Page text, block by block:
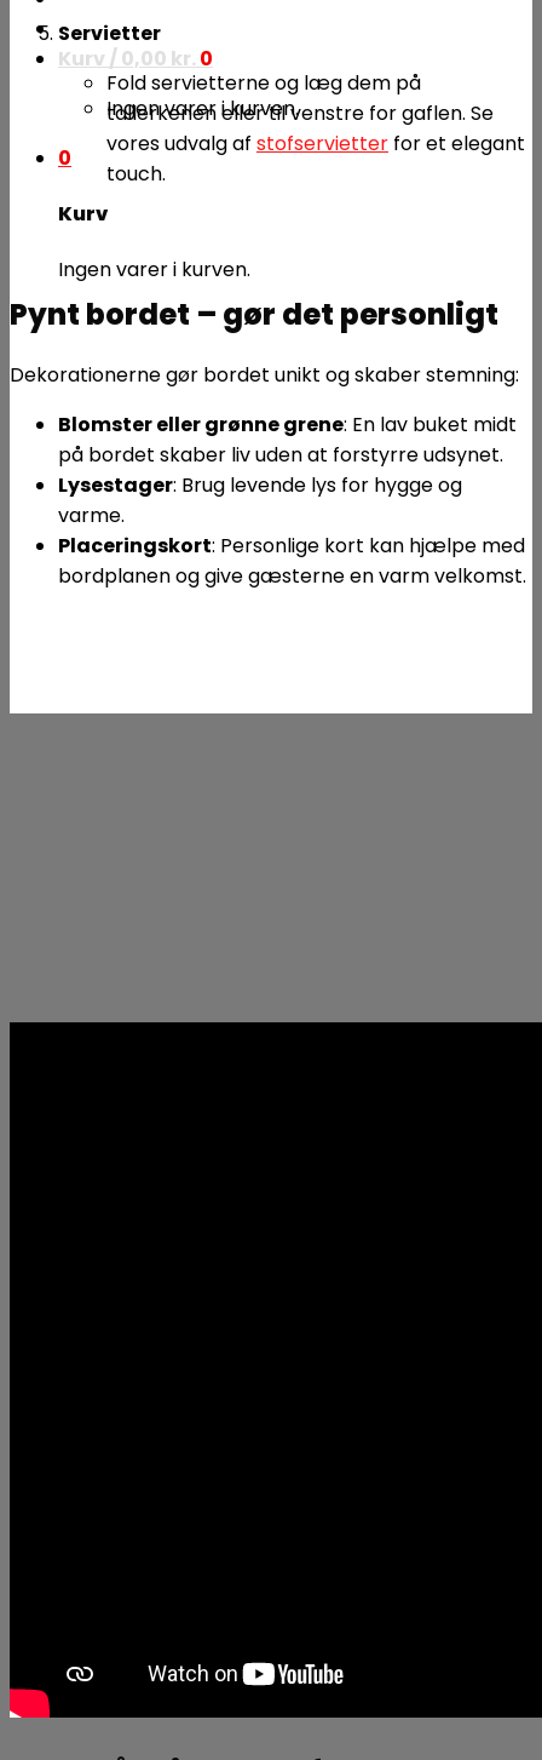
Kurv /0,00 kr. 0
Ingen varer i kurven.
0
Kurv
Ingen varer i kurven.
Servietter
Fold servietterne og læg dem på
tallerkenen eller til venstre for gaflen. Se
vores udvalg af stofservietter for et elegant
touch.
Pynt bordet – gør det personligt
Dekorationerne gør bordet unikt og skaber stemning:
Blomster eller grønne grene: En lav buket midt
på bordet skaber liv uden at forstyrre udsynet.
Lysestager: Brug levende lys for hygge og
varme.
Placeringskort: Personlige kort kan hjælpe med
bordplanen og give gæsterne en varm velkomst.